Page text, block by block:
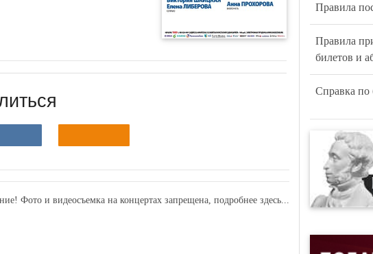
Фото и видеосъемка на концертах запрещена,подробнее здесь...
Правила
Правила
билетов и
Справка по